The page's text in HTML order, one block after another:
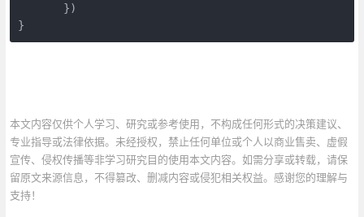
       })
}
本文内容仅供个人学习、研究或参考使用，不构成任何形式的决策建议、
专业指导或法律依据。未经授权，禁止任何单位或个人以商业售卖、虚假
宣传、侵权传播等非学习研究目的使用本文内容。如需分享或转载，请保
留原文来源信息，不得篡改、删减内容或侵犯相关权益。感谢您的理解与
支持！